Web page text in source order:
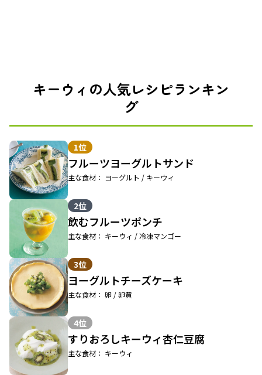
キーウィの人気レシピランキン
グ
1位
フルーツヨーグルトサンド
主な食材： ヨーグルト / キーウィ
2位
飲むフルーツポンチ
主な食材： キーウィ / 冷凍マンゴー
3位
ヨーグルトチーズケーキ
主な食材： 卵 / 卵黄
4位
すりおろしキーウィ杏仁豆腐
主な食材： キーウィ